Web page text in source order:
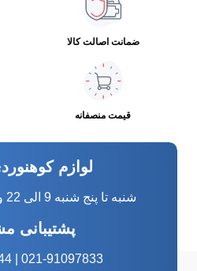
ضمانت اصالت کالا
قیمت منصفانه
لوازم
شنبه تا پنج شنبه 9 الی 22 و جمعه ها 12 الی 20
پشتیبانی
021-91097833 | 0919-8057244